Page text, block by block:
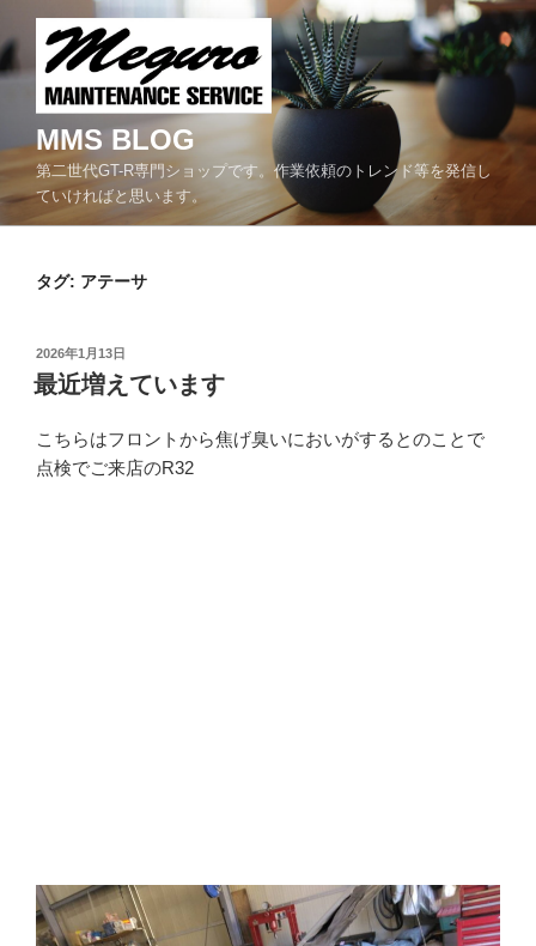
ン
テ
へ
MMS BLOG
第二世代GT-R専門ショップです。作業依頼のトレンド等を発信し
ていければと思います。
タグ: アテーサ
投
稿
日:
2026年1月13日
最近増えています
こちらはフロントから焦げ臭いにおいがするとのことで
点検でご来店のR32